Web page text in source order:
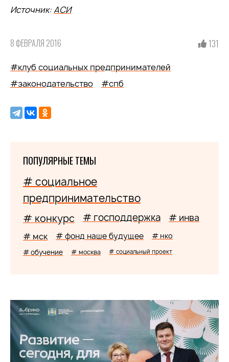
Источник:АСИ
8 ФЕВРАЛЯ 2016 131
#клуб социальных предпринимателей
#законодательство
#спб
ПОПУЛЯРНЫЕ ТЕМЫ
# социальное
предпринимательство
# конкурс # господдержка # инва
# мск # фонд наше будущее # нко
# обучение # москва # социальный проект